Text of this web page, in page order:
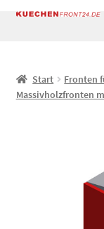
Zur
Zum
AGB
Echtheit von
Start Fronten
Massivholzfronten